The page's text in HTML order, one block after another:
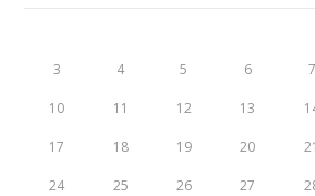
3 4 5 6 7
10 11 12 13
17 18 19 20 21
24 25 26 27